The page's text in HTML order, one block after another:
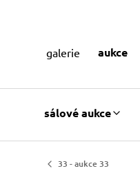
sálové aukce
galerie aukce
33 - aukce 33